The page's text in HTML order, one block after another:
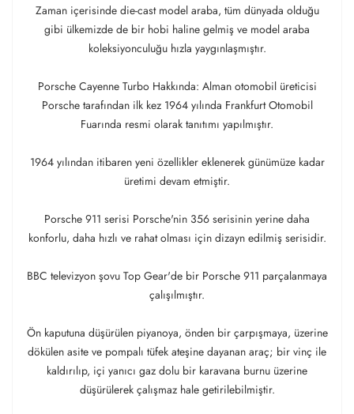
Zaman içerisinde die-cast model araba, tüm dünyada olduğu
gibi ülkemizde de bir hobi haline gelmiş ve model araba
koleksiyonculuğu hızla yaygınlaşmıştır.
Porsche Cayenne Turbo Hakkında: Alman otomobil üreticisi
Porsche tarafından ilk kez 1964 yılında Frankfurt Otomobil
Fuarında resmi olarak tanıtımı yapılmıştır.
1964 yılından itibaren yeni özellikler eklenerek günümüze kadar
üretimi devam etmiştir.
Porsche 911 serisi Porsche'nin 356 serisinin yerine daha
konforlu, daha hızlı ve rahat olması için dizayn edilmiş serisidir.
BBC televizyon şovu Top Gear'de bir Porsche 911 parçalanmaya
çalışılmıştır.
Ön kaputuna düşürülen piyanoya, önden bir çarpışmaya, üzerine
dökülen asite ve pompalı tüfek ateşine dayanan araç; bir vinç ile
kaldırılıp, içi yanıcı gaz dolu bir karavana burnu üzerine
düşürülerek çalışmaz hale getirilebilmiştir.